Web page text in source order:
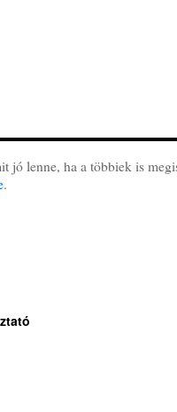
jó lenne, ha a többiek is
.